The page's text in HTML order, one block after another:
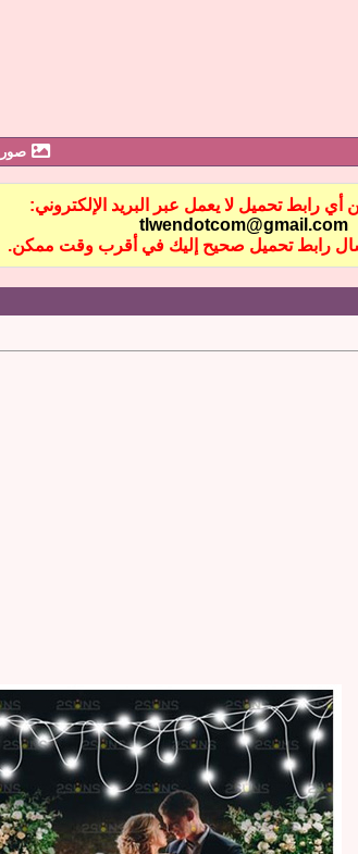
صور
أي رابط تحميل لا يعمل عبر البريد الإلكتروني:
tlwendotcom@gmail.com
رابط تحميل صحيح إليك في أقرب وقت ممكن.